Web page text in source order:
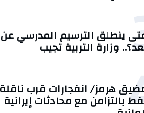
ينطلق الترسيم المدرسي عن
وزارة التربية تجيب
هرمز/ انفجارات قرب ناقلة
بالتزامن مع محادثات إيرانية